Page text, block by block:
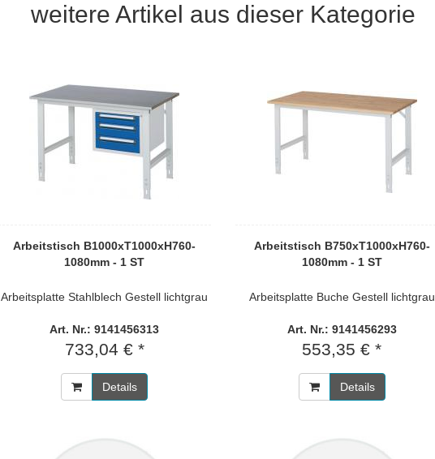
weitere Artikel aus dieser Kategorie
Arbeitstisch B1000xT1000xH760-
1080mm - 1 ST
Arbeitsplatte Stahlblech Gestell lichtgrau
Art. Nr.: 9141456313
733,04 € *
Details
Arbeitstisch B750xT1000xH760-
1080mm - 1 ST
Arbeitsplatte Buche Gestell lichtgrau
Art. Nr.: 9141456293
553,35 € *
Details